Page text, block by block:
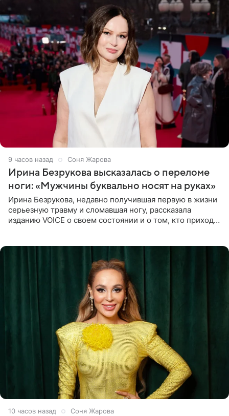
9 часов назад Соня Жарова
Ирина Безрукова высказалась о переломе
ноги: «Мужчины буквально носят на руках»
Ирина Безрукова, недавно получившая первую в жизни
серьезную травму и сломавшая ногу, рассказала
изданию VOICE о своем состоянии и о том, кто приходит
10 часов назад Соня Жарова